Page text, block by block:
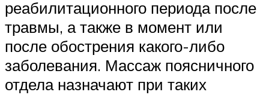
реабилитационного периода после
травмы, а также в момент или
после обострения какого-либо
заболевания. Массаж поясничного
отдела назначают при таких